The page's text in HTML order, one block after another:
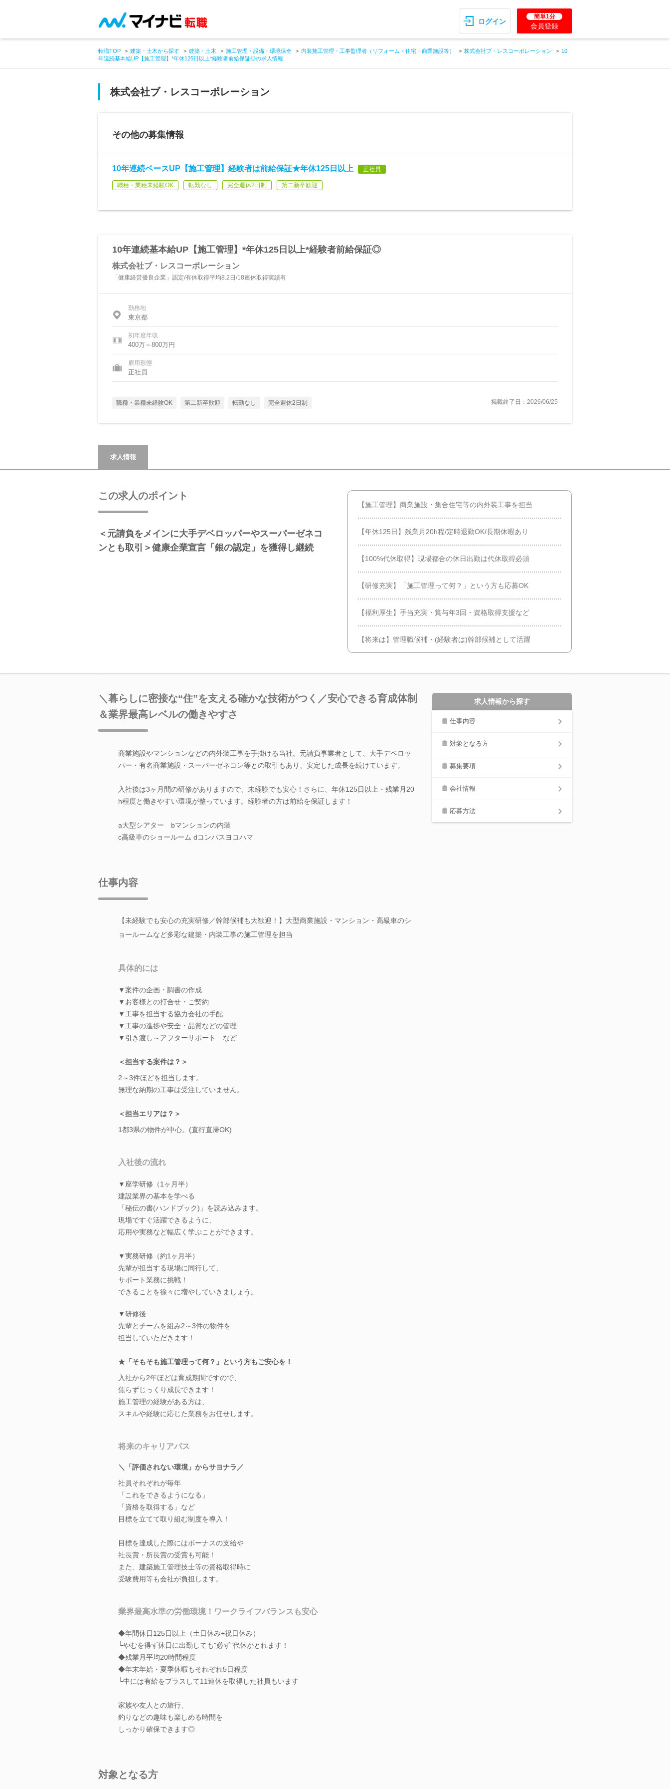
ログイン
簡単1分
会員登録
転職TOP 建築・土木から探す 建築・土木 施工管理・設備・環境保全 内装施工管理・工事監理者（リフォーム・住宅・商業施設等） 株式会社ブ・レスコーポレーション
10
年連続基本給UP【施工管理】*年休125日以上*経験者前給保証◎の求人情報
株式会社ブ・レスコーポレーション
その他の募集情報
10年連続ベースUP【施工管理】経験者は前給保証★年休125日以上 正社員
職種・業種未経験OK 転勤なし 完全週休2日制 第二新卒歓迎
10年連続基本給UP【施工管理】*年休125日以上*経験者前給保証◎
株式会社ブ・レスコーポレーション
「健康経営優良企業」認定/有休取得平均8.2日/18連休取得実績有
勤務地
東京都
初年度年収
400万～800万円
雇用形態
正社員
職種・業種未経験OK 第二新卒歓迎 転勤なし 完全週休2日制 掲載終了日：2026/06/25
求人情報
この求人のポイント
＜元請負をメインに大手デベロッパーやスーパーゼネコ
ンとも取引＞健康企業宣言「銀の認定」を獲得し継続
【施工管理】商業施設・集合住宅等の内外装工事を担当
【年休125日】残業月20h程/定時退勤OK/長期休暇あり
【100%代休取得】現場都合の休日出勤は代休取得必須
【研修充実】「施工管理って何？」という方も応募OK
【福利厚生】手当充実・賞与年3回・資格取得支援など
【将来は】管理職候補・(経験者は)幹部候補として活躍
＼暮らしに密接な“住”を支える確かな技術がつく／安心できる育成体制
＆業界最高レベルの働きやすさ
商業施設やマンションなどの内外装工事を手掛ける当社。元請負事業者として、大手デベロッ
パー・有名商業施設・スーパーゼネコン等との取引もあり、安定した成長を続けています。
入社後は3ヶ月間の研修がありますので、未経験でも安心！さらに、年休125日以上・残業月20
h程度と働きやすい環境が整っています。経験者の方は前給を保証します！
a大型シアター bマンションの内装
c高級車のショールーム dコンパスヨコハマ
仕事内容
【未経験でも安心の充実研修／幹部候補も大歓迎！】大型商業施設・マンション・高級車のシ
ョールームなど多彩な建築・内装工事の施工管理を担当
具体的には
▼案件の企画・調書の作成
▼お客様との打合せ・ご契約
▼工事を担当する協力会社の手配
▼工事の進捗や安全・品質などの管理
▼引き渡し～アフターサポート など
＜担当する案件は？＞
2～3件ほどを担当します。
無理な納期の工事は受注していません。
＜担当エリアは？＞
1都3県の物件が中心。(直行直帰OK)
入社後の流れ
▼座学研修（1ヶ月半）
建設業界の基本を学べる
「秘伝の書(ハンドブック)」を読み込みます。
現場ですぐ活躍できるように、
応用や実務など幅広く学ぶことができます。
▼実務研修（約1ヶ月半）
先輩が担当する現場に同行して、
サポート業務に挑戦！
できることを徐々に増やしていきましょう。
▼研修後
先輩とチームを組み2～3件の物件を
担当していただきます！
★「そもそも施工管理って何？」という方もご安心を！
入社から2年ほどは育成期間ですので、
焦らずじっくり成長できます！
施工管理の経験がある方は、
スキルや経験に応じた業務をお任せします。
将来のキャリアパス
＼「評価されない環境」からサヨナラ／
社員それぞれが毎年
「これをできるようになる」
「資格を取得する」など
目標を立てて取り組む制度を導入！
目標を達成した際にはボーナスの支給や
社長賞・所長賞の受賞も可能！
また、建築施工管理技士等の資格取得時に
受験費用等も会社が負担します。
業界最高水準の労働環境！ワークライフバランスも安心
◆年間休日125日以上（土日休み+祝日休み）
└やむを得ず休日に出勤しても"必ず"代休がとれます！
◆残業月平均20時間程度
◆年末年始・夏季休暇もそれぞれ5日程度
└中には有給をプラスして11連休を取得した社員もいます
家族や友人との旅行、
釣りなどの趣味も楽しめる時間を
しっかり確保できます◎
対象となる方
求人情報から探す
仕事内容
対象となる方
募集要項
会社情報
応募方法